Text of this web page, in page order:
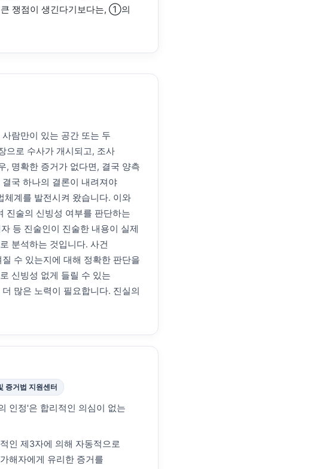
쟁점이 생긴다기보다는, ①의
람만이 있는 공간 또는 두
으로 수사가 개시되고, 조사
, 명확한 증거가 없다면, 결국 양측
국 하나의 결론이 내려져야
체계를 발전시켜 왔습니다. 이와
진술의 신빙성 여부를 판단하는
등 진술인이 진술한 내용이 실제
분석하는 것입니다. 사건
수 있는지에 대해 정확한 판단을
신빙성 없게 들릴 수 있는
많은 노력이 필요합니다. 진실의
증거법 지원센터
인정'은 합리적인 의심이 없는
인 제3자에 의해 자동적으로
해자에게 유리한 증거를